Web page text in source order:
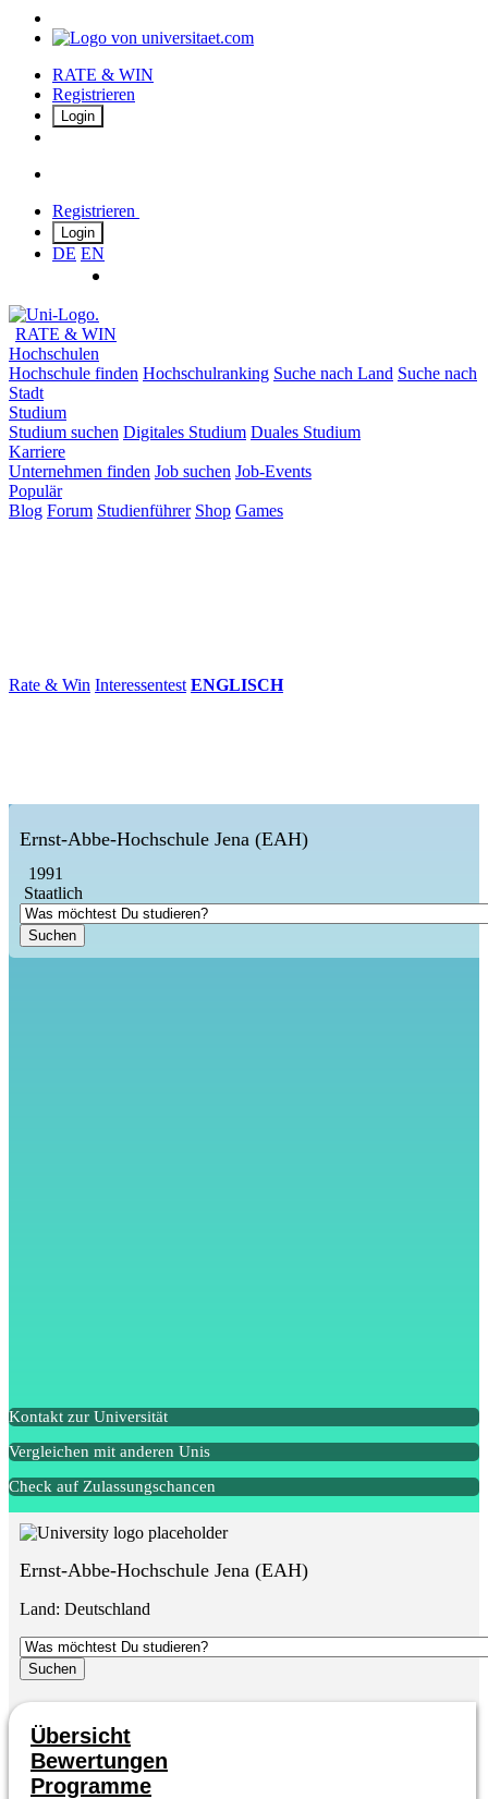
RATE & WIN
Registrieren
Login
Registrieren
Login
DE EN
RATE & WIN
Hochschulen
Hochschule finden Hochschulranking Suche nach Land Suche nach
Stadt
Studium
Studium suchen Digitales Studium Duales Studium
Karriere
Unternehmen finden Job suchen Job-Events
Populär
Blog Forum Studienführer Shop Games
Rate & Win Interessentest ENGLISCH
Ernst-Abbe-Hochschule Jena (EAH)
1991
Staatlich
Kontakt zur Universität
Vergleichen mit anderen Unis
Check auf Zulassungschancen
Ernst-Abbe-Hochschule Jena (EAH)
Land: Deutschland
Übersicht
Bewertungen
Programme